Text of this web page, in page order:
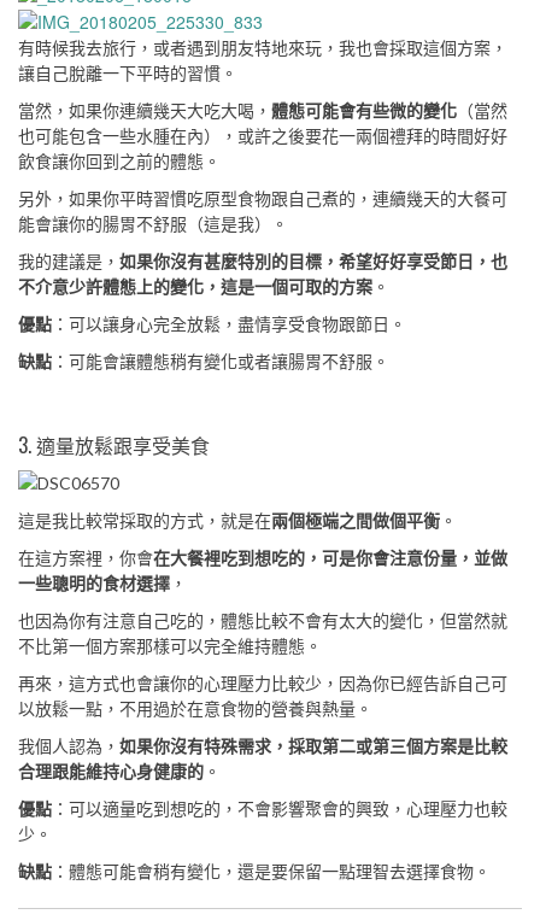
有時候我去旅行，或者遇到朋友特地來玩，我也會採取這個方案，
讓自己脫離一下平時的習慣。
當然，如果你連續幾天大吃大喝， 體態可能會有些微的變化 （當然
也可能包含一些水腫在內），或許之後要花一兩個禮拜的時間好好
飲食讓你回到之前的體態。
另外，如果你平時習慣吃原型食物跟自己煮的，連續幾天的大餐可
能會讓你的腸胃不舒服（這是我）。
我的建議是， 如果你沒有甚麼特別的目標，希望好好享受節日，也
不介意少許體態上的變化，這是一個可取的方案 。
優點 ：可以讓身心完全放鬆，盡情享受食物跟節日。
缺點 ：可能會讓體態稍有變化或者讓腸胃不舒服。
3. 適量放鬆跟享受美食
這是我比較常採取的方式，就是在兩個極端之間做個平衡 。
在這方案裡，你會在大餐裡吃到想吃的，可是你會注意份量，並做
一些聰明的食材選擇 ，
也因為你有注意自己吃的，體態比較不會有太大的變化，但當然就
不比第一個方案那樣可以完全維持體態。
再來，這方式也會讓你的心理壓力比較少，因為你已經告訴自己可
以放鬆一點，不用過於在意食物的營養與熱量。
我個人認為， 如果你沒有特殊需求，採取第二或第三個方案是比較
合理跟能維持心身健康的 。
優點 ：可以適量吃到想吃的，不會影響聚會的興致，心理壓力也較
少。
缺點 ：體態可能會稍有變化，還是要保留一點理智去選擇食物。